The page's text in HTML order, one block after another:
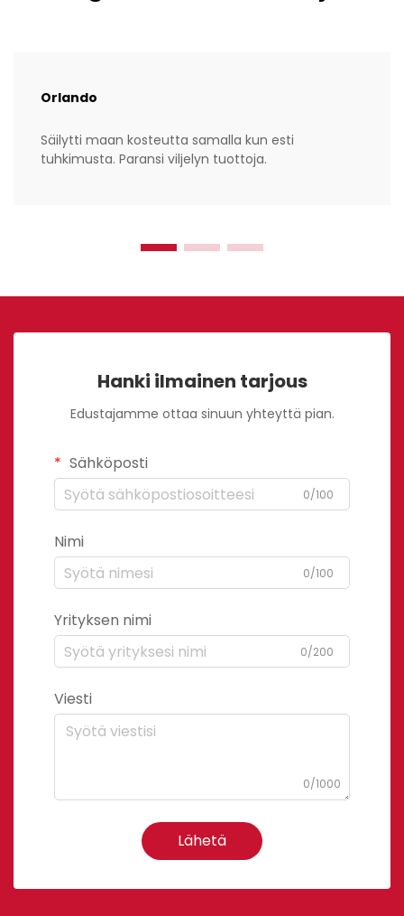
Orlando
Säilytti maan kosteutta samalla kun esti
tuhkimusta. Paransi viljelyn tuottoja.
Hanki ilmainen tarjous
Edustajamme ottaa sinuun yhteyttä pian.
Sähköposti
0/100
Nimi
0/100
Yrityksen nimi
0/200
Viesti
0/1000
Lähetä